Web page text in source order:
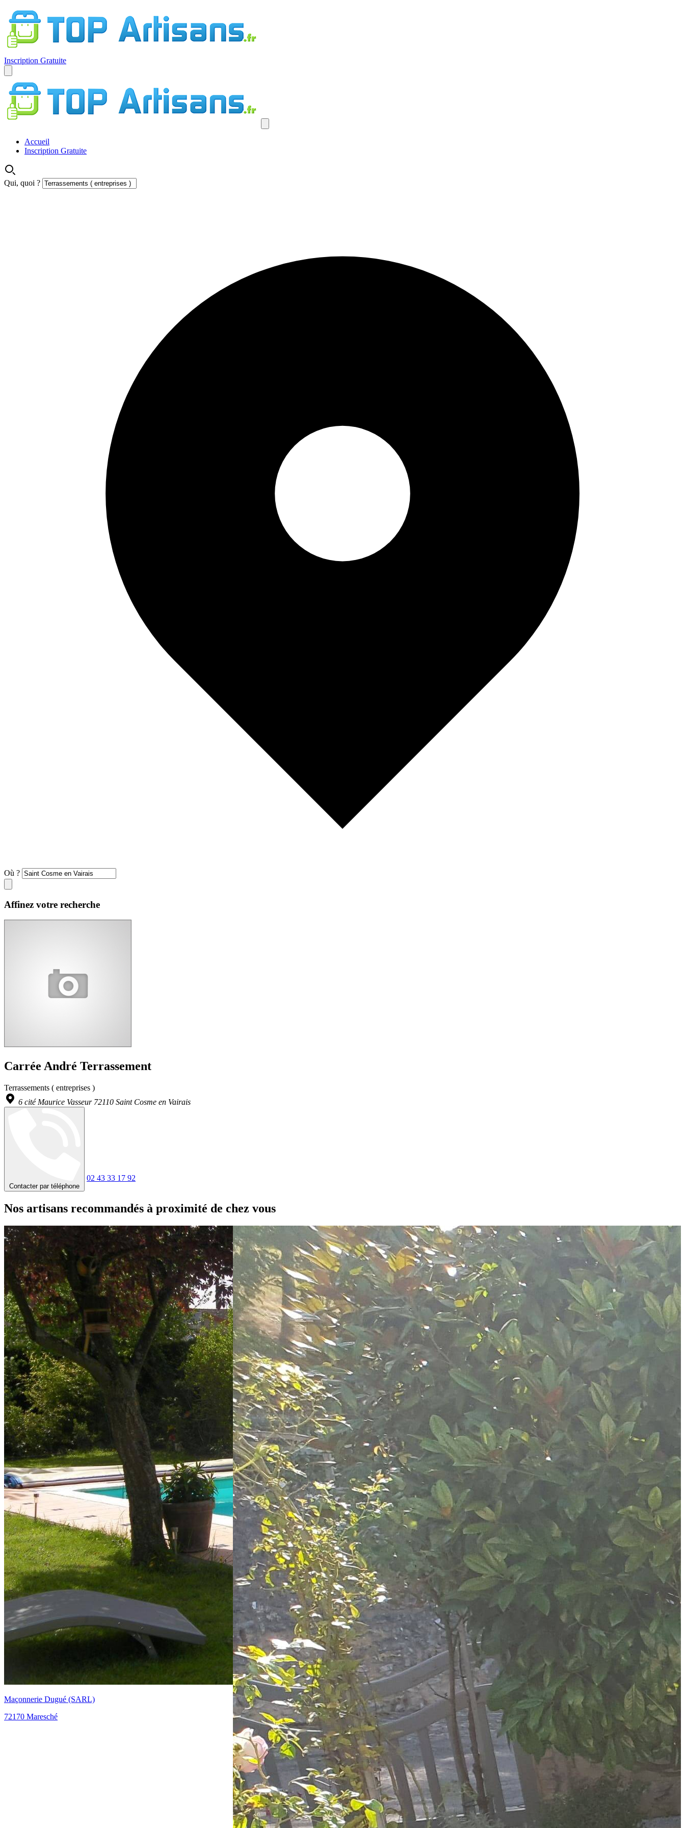
Inscription Gratuite
Accueil
Inscription Gratuite
Qui, quoi ?
Où ?
Affinez votre recherche
Carrée André Terrassement
Terrassements ( entreprises )
6 cité Maurice Vasseur 72110 Saint Cosme en Vairais
Contacter par téléphone
02 43 33 17 92
Nos artisans recommandés à proximité de chez vous
Maçonnerie Dugué (SARL)
72170 Maresché